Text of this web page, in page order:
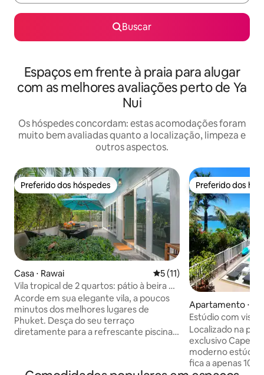
Buscar
Espaços em frente à praia para alugar
com as melhores avaliações perto de Ya
Nui
Os hóspedes concordam: estas acomodações foram
muito bem avaliadas quanto a localização, limpeza e
outros aspectos.
Preferido dos hóspedes
Preferido dos hóspedes
Casa ⋅ Rawai 5 de uma avaliação média
5 (11)
Vila tropical de 2 quartos: pátio à beira da
piscina e caminhada até o mar
Acorde em sua elegante vila, a poucos
minutos dos melhores lugares de
Phuket. Desça do seu terraço
diretamente para a refrescante piscina
Preferido dos
Preferido dos
Apartamento ⋅
ket,
Estúdio com vista
piscina de borda
Localizado na
exclusivo Cape
moderno estúdio
fica a apenas 10